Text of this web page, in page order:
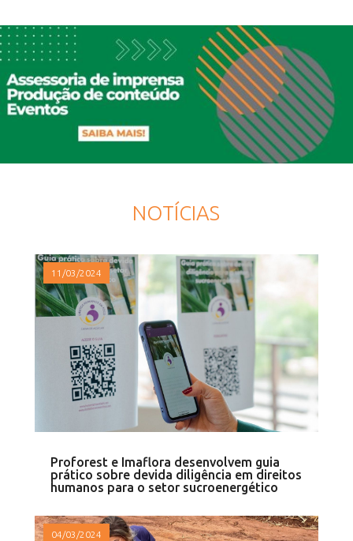
NOTÍCIAS
Proforest e Imaflora desenvolvem guia
prático sobre devida diligência em direitos
humanos para o setor sucroenergético
11/03/2024
04/03/2024